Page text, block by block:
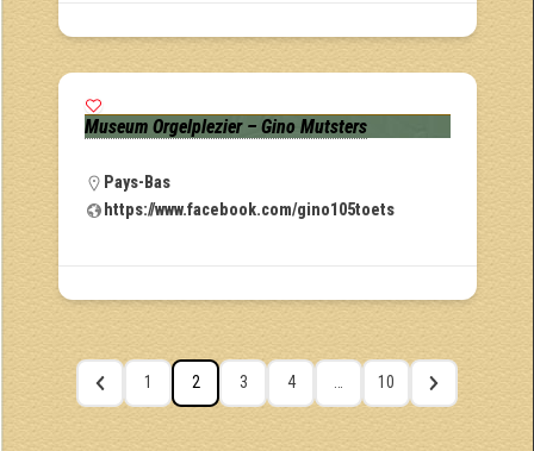
Museum Orgelplezier – Gino Mutsters
Pays-Bas
https://www.facebook.com/gino105toets
1 2 3 4 … 10